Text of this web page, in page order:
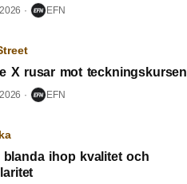
EFN
X rusar mot teckningskursen
EFN
blanda ihop kvalitet och